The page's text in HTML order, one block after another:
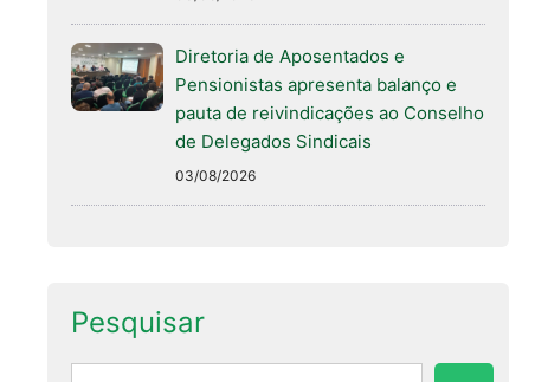
Diretoria de Aposentados e
Pensionistas apresenta balanço e
pauta de reivindicações ao Conselho
de Delegados Sindicais
03/08/2026
Pesquisar